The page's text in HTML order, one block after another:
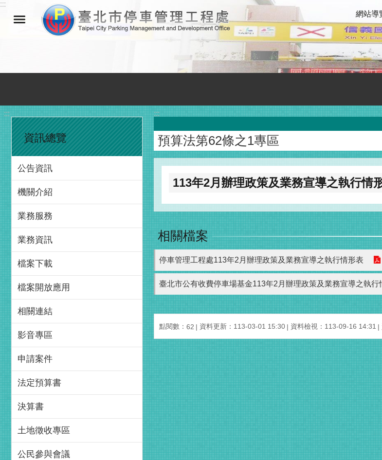
跳到主要內容區塊
:::
網站導
:::
資訊總覽
公告資訊
機關介紹
業務服務
業務資訊
檔案下載
檔案開放應用
相關連結
影音專區
申請案件
法定預算書
決算書
土地徵收專區
公民參與會議
:::
預算法第62條之1專區
113年2月辦理政策及業務宣導之執行情
相關檔案
停車管理工程處113年2月辦理政策及業務宣導之執行情形表
臺北市公有收費停車場基金113年2月辦理政策及業務宣導之執行
點閱數： 62 資料更新：113-03-01 15:30 資料檢視：113-09-16 14:31